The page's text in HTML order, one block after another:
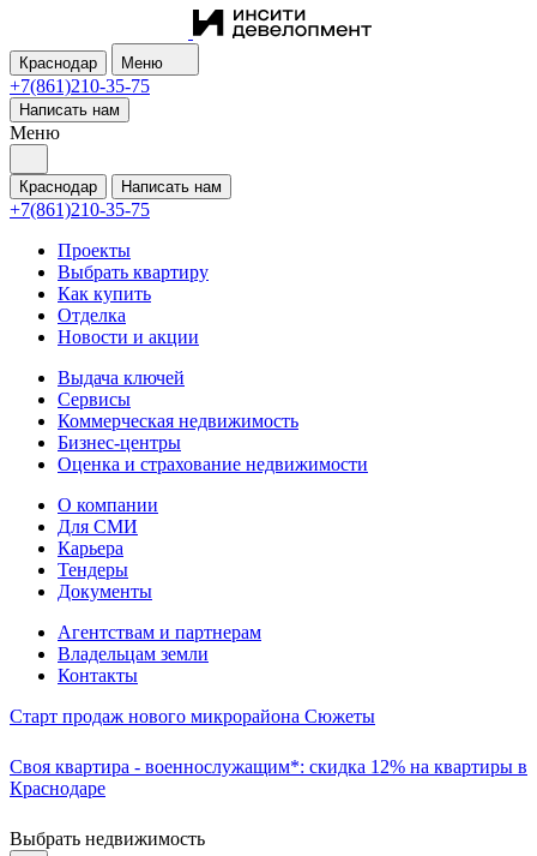
Краснодар Меню
+7(861)210-35-75
Написать нам
Меню
Краснодар Написать нам
+7(861)210-35-75
Проекты
Выбрать квартиру
Как купить
Отделка
Новости и акции
Выдача ключей
Сервисы
Коммерческая недвижимость
Бизнес-центры
Оценка и страхование недвижимости
О компании
Для СМИ
Карьера
Тендеры
Документы
Агентствам и партнерам
Владельцам земли
Контакты
Старт продаж нового микрорайона Сюжеты
Своя квартира - военнослужащим*: скидка 12% на квартиры в
Краснодаре
Выбрать недвижимость